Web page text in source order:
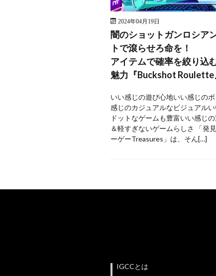
2024年04月19日
闇のショットガンロシア
トで滾らせろ命を！
アイテムで確率を絞り込
魅力『Buckshot Roulette
いい感じの遊び心地いい感じの
感じのカジュアルなビジュアル
ドットなゲームも豊富いい感じ
＆軽すぎないゲームらしさ 「発
ーゲーTreasures」は、そん[…]
IGCCとは